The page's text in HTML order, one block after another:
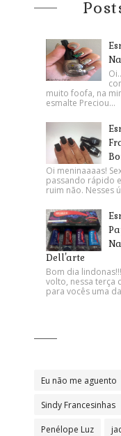
muito foofa, na
esmalte Preciou...
Oi meninaaaas!
passando rápido
ruim não. Nesses
Dell'arte
Bom dia
volto, nessa terça
para vocês uma
Eu não me aguento
Sindy Francesinhas
Penélope Luz